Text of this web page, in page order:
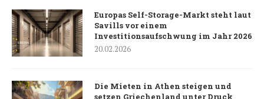
Europas Self-Storage-Markt steht laut
Savills vor einem
Investitionsaufschwung im Jahr 2026
20.02.2026
Die Mieten in Athen steigen und
setzen Griechenland unter Druck